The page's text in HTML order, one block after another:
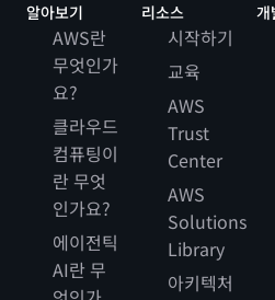
알아보기
AWS란
무엇인가
요?
클라우드
컴퓨팅이
란 무엇
인가요?
에이전틱
AI란 무
리소스
시작하기
교육
AWS
Trust
Center
AWS
Solutions
Library
아키텍처
개